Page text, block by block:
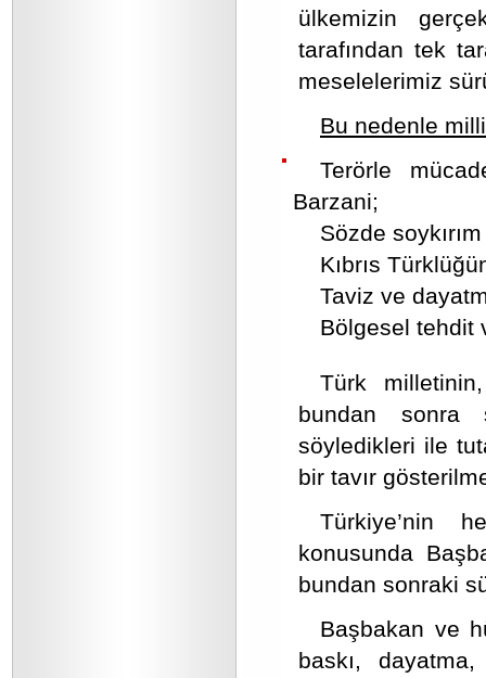
ülkemizin
tarafından tek
meselelerimiz
Bu nedenle
Terörle
Barzani;
Sözde
Kıbrıs
Taviz ve
Bölgesel tehdit
Türk
bundan sonra
söyledikleri ile
bir tavır
Türkiye’nin
konusunda
bundan sonraki
Başbakan ve
baskı,